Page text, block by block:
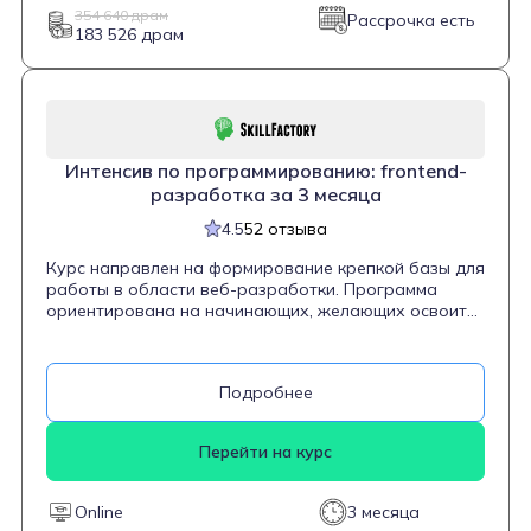
354 640 драм
183 526 драм
Рассрочка есть
Интенсив по программированию: frontend-
разработка за 3 месяца
4.552 отзыва
Курс направлен на формирование крепкой базы для
работы в области веб-разработки. Программа
ориентирована на начинающих, желающих освоить
охватывает ключевые аспекты создания
интерактивных и адаптивных сайтов, включая
основы HTML, CSS и JavaScript, работу с
такими как React. Студенты также осваивают
работу с API и обучаются методам тестирования и
оптимизации кода, что позволяет им создавать
быстрые и функциональные веб-приложения. К
Подробнее
Перейти на курс
Online 3 месяца